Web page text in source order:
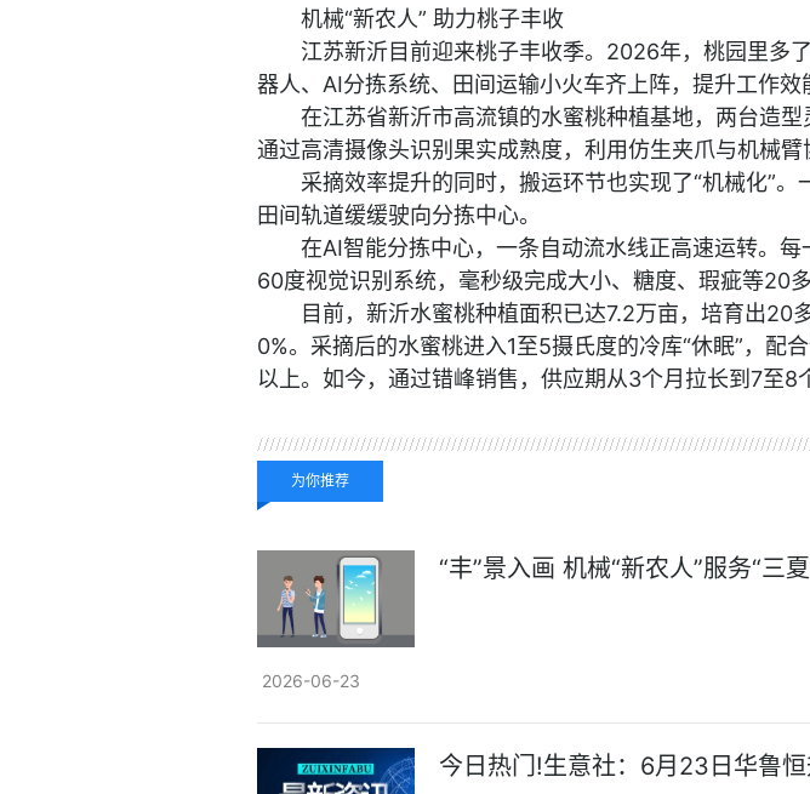
机械“新农人” 助力桃子丰收
江苏新沂目前迎来桃子丰收季。2026年，桃园里多
器人、AI分拣系统、田间运输小火车齐上阵，提升工作效
在江苏省新沂市高流镇的水蜜桃种植基地，两台造
通过高清摄像头识别果实成熟度，利用仿生夹爪与机械臂
采摘效率提升的同时，搬运环节也实现了“机械化”
田间轨道缓缓驶向分拣中心。
在AI智能分拣中心，一条自动流水线正高速运转。
60度视觉识别系统，毫秒级完成大小、糖度、瑕疵等20多
目前，新沂水蜜桃种植面积已达7.2万亩，培育出20
0%。采摘后的水蜜桃进入1至5摄氏度的冷库“休眠”，配
以上。如今，通过错峰销售，供应期从3个月拉长到7至8
为你推荐
“丰”景入画 机械“新农人”服务“三
2026-06-23
今日热门!生意社：6月23日华鲁